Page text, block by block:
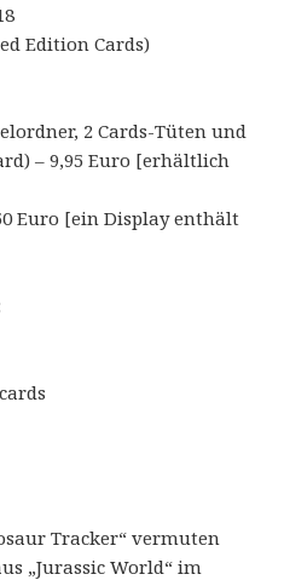
Edition Cards)
2 Cards-Tüten und
– 9,95 Euro [erhältlich
Euro [ein Display enthält
Tracker“ vermuten
„Jurassic World“ im